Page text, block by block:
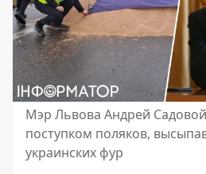
Мэр Львова Андрей
поступком поляков,
украинских фур